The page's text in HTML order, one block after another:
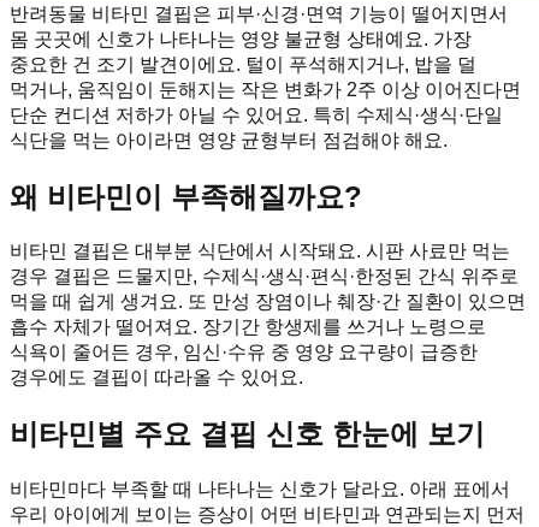
반려동물 비타민 결핍은 피부·신경·면역 기능이 떨어지면서
몸 곳곳에 신호가 나타나는 영양 불균형 상태예요. 가장
중요한 건 조기 발견이에요. 털이 푸석해지거나, 밥을 덜
먹거나, 움직임이 둔해지는 작은 변화가 2주 이상 이어진다면
단순 컨디션 저하가 아닐 수 있어요. 특히 수제식·생식·단일
식단을 먹는 아이라면 영양 균형부터 점검해야 해요.
왜 비타민이 부족해질까요?
비타민 결핍은 대부분 식단에서 시작돼요. 시판 사료만 먹는
경우 결핍은 드물지만, 수제식·생식·편식·한정된 간식 위주로
먹을 때 쉽게 생겨요. 또 만성 장염이나 췌장·간 질환이 있으면
흡수 자체가 떨어져요. 장기간 항생제를 쓰거나 노령으로
식욕이 줄어든 경우, 임신·수유 중 영양 요구량이 급증한
경우에도 결핍이 따라올 수 있어요.
비타민별 주요 결핍 신호 한눈에 보기
비타민마다 부족할 때 나타나는 신호가 달라요. 아래 표에서
우리 아이에게 보이는 증상이 어떤 비타민과 연관되는지 먼저